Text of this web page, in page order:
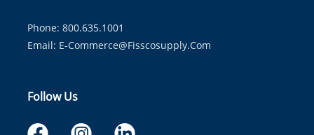
Phone: 800.635.1001
Email: E-Commerce@fisscosupply.com
Follow Us